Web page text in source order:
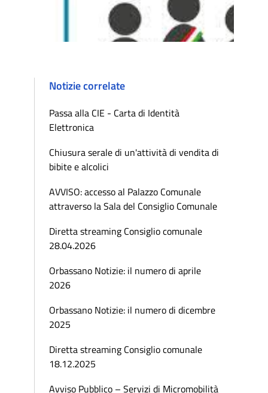
Notizie correlate
Passa alla CIE - Carta di Identità
Elettronica
Chiusura serale di un'attività di vendita di
bibite e alcolici
AVVISO: accesso al Palazzo Comunale
attraverso la Sala del Consiglio Comunale
Diretta streaming Consiglio comunale
28.04.2026
Orbassano Notizie: il numero di aprile
2026
Orbassano Notizie: il numero di dicembre
2025
Diretta streaming Consiglio comunale
18.12.2025
Avviso Pubblico – Servizi di Micromobilità